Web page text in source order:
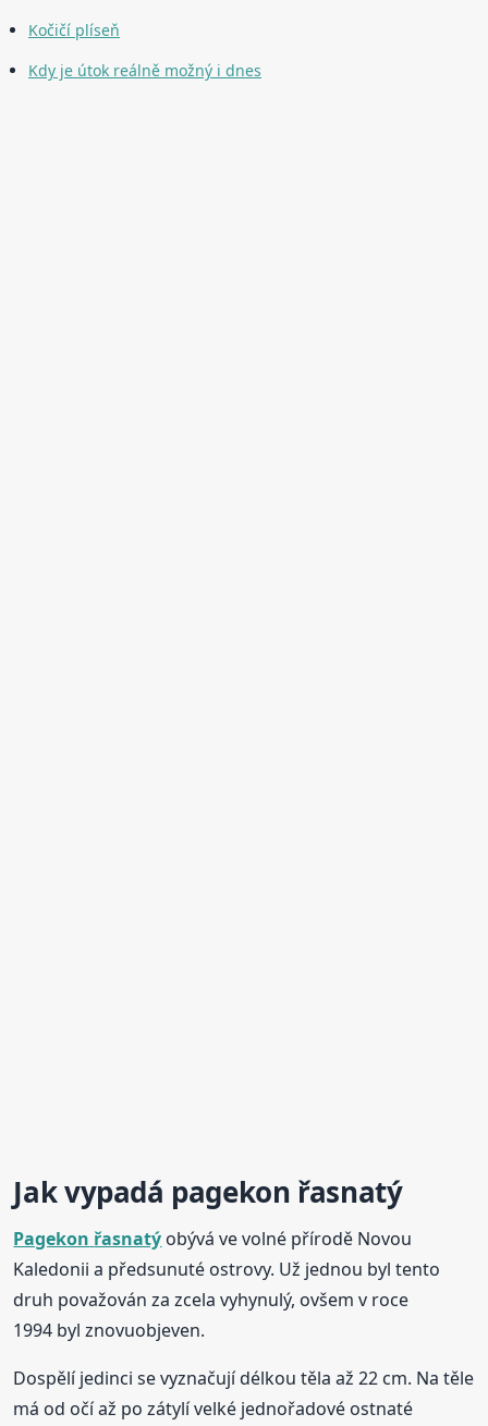
Kočičí plíseň
Kdy je útok reálně možný i dnes
Jak vypadá pagekon řasnatý
Pagekon řasnatý obývá ve volné přírodě Novou
Kaledonii a předsunuté ostrovy. Už jednou byl tento
druh považován za zcela vyhynulý, ovšem v roce
1994 byl znovuobjeven.
Dospělí jedinci se vyznačují délkou těla až 22 cm. Na těle
má od očí až po zátylí velké jednořadové ostnaté